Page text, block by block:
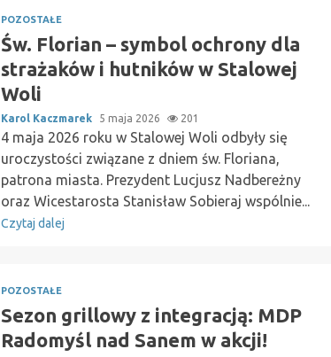
POZOSTAŁE
Św. Florian – symbol ochrony dla
strażaków i hutników w Stalowej
Woli
Karol Kaczmarek 5 maja 2026 201
4 maja 2026 roku w Stalowej Woli odbyły się
uroczystości związane z dniem św. Floriana,
patrona miasta. Prezydent Lucjusz Nadbereżny
oraz Wicestarosta Stanisław Sobieraj wspólnie...
Czytaj dalej
POZOSTAŁE
Sezon grillowy z integracją: MDP
Radomyśl nad Sanem w akcji!